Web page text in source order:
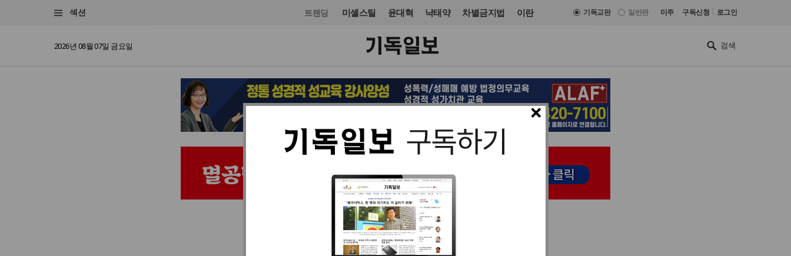
섹션 트랜딩 미셸스틸 윤대혁 낙태약 차별금지법 이란 기독교판 일반판 미주 구독신청 로그인
2026년 08월 07일 금요일
×
문화 입력 2024. 07. 23 17:55